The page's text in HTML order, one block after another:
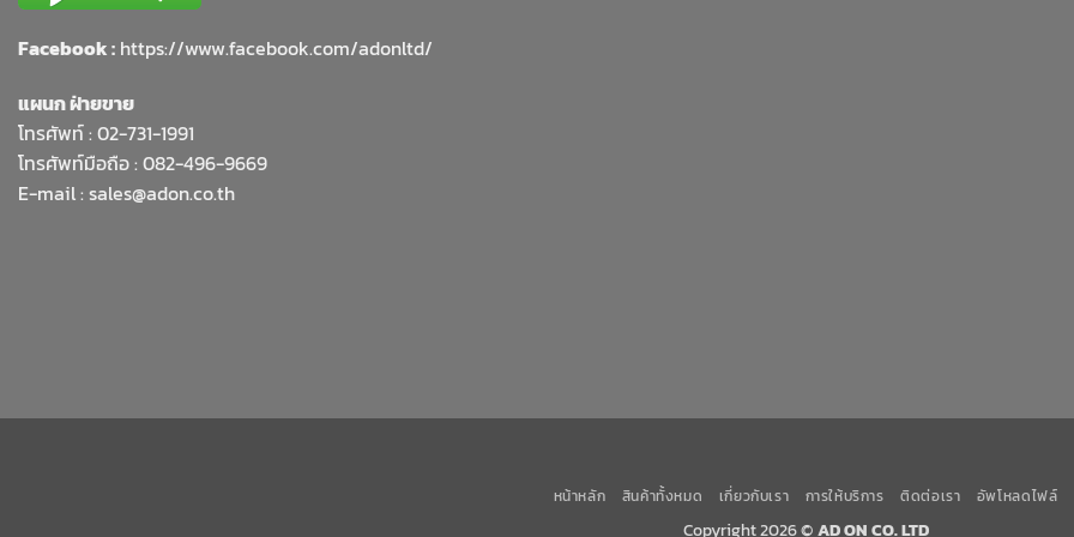
Facebook : https://www.facebook.com/adonltd/
แผนก ฝ่ายขาย
โทรศัพท์ : 02-731-1991
โทรศัพท์มือถือ : 082-496-9669
E-mail : sales@adon.co.th
หน้าหลัก สินค้าทั้งหมด เกี่ยวกับเรา การให้บริการ ติดต่อเรา อัพโหลดไฟล์
Copyright 2026 ©AD ON CO. LTD